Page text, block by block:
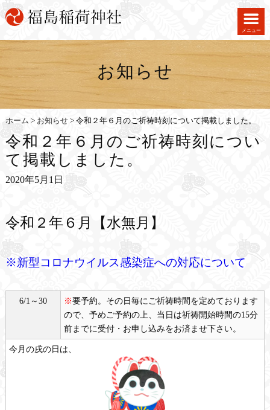
メニュー
お知らせ
ホーム > お知らせ> 令和２年６月のご祈祷時刻について掲載しました。
令和２年６月のご祈祷時刻につい
て掲載しました。
2020年5月1日
令和２年６月【水無月】
※新型コロナウイルス感染症への対応について
6/1～30 ※要予約。その日毎にご祈祷時間を定めております
ので、予めご予約の上、当日は祈祷開始時間の15分
前までに受付・お申し込みをお済ませ下さい。
今月の戌の日は、